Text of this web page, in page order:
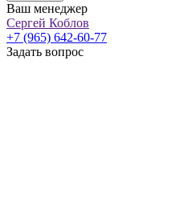
Ваш менеджер
Сергей Коблов
+7 (965) 642-60-77
Задать вопрос